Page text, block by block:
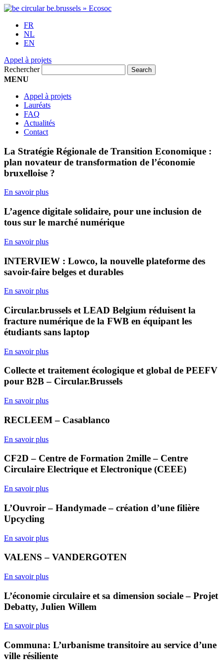
FR
NL
EN
Appel à projets
Rechercher
MENU
Appel à projets
Lauréats
FAQ
Actualités
Contact
La Stratégie Régionale de Transition Economique :
plan novateur de transformation de l’économie
bruxelloise ?
En savoir plus
L’agence digitale solidaire, pour une inclusion de
tous sur le marché numérique
En savoir plus
INTERVIEW : Lowco, la nouvelle plateforme des
savoir-faire belges et durables
En savoir plus
Circular.brussels et LEAD Belgium réduisent la
fracture numérique de la FWB en équipant les
étudiants sans laptop
En savoir plus
Collecte et traitement écologique et global de PEEFV
pour B2B – Circular.Brussels
En savoir plus
RECLEEM – Casablanco
En savoir plus
CF2D – Centre de Formation 2mille – Centre
Circulaire Electrique et Electronique (CEEE)
En savoir plus
L’Ouvroir – Handymade – création d’une filière
Upcycling
En savoir plus
VALENS – VANDERGOTEN
En savoir plus
L’économie circulaire et sa dimension sociale – Projet
Debatty, Julien Willem
En savoir plus
Communa: L’urbanisme transitoire au service d’une
ville résiliente